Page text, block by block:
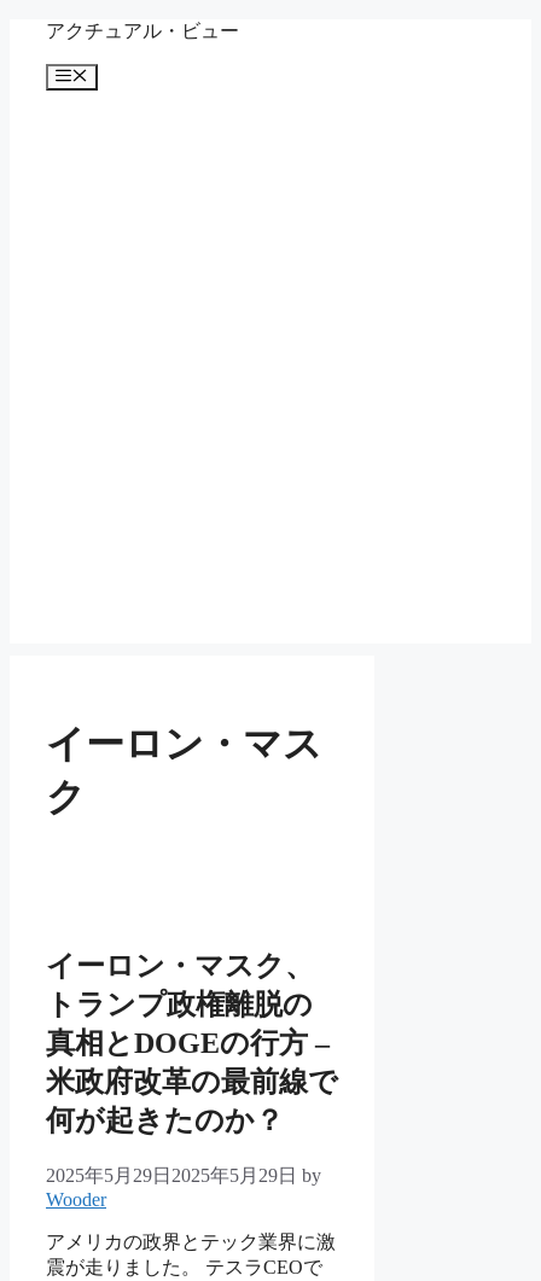
アクチュアル・ビュー
メ
イーロン・マス
ク
イーロン・マスク、
トランプ政権離脱の
真相とDOGEの行方 –
米政府改革の最前線で
何が起きたのか？
2025年5月29日 2025年5月29日 by
Wooder
アメリカの政界とテック業界に激
震が走りました。 テスラCEOで